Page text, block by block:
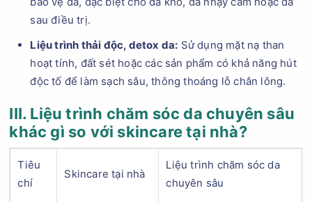
sau điều trị.
Liệu trình thải độc, detox da: Sử dụng mặt nạ than
hoạt tính, đất sét hoặc các sản phẩm có khả năng hút
độc tố để làm sạch sâu, thông thoáng lỗ chân lông.
III. Liệu trình chăm sóc da chuyên sâu
khác gì so với skincare tại nhà?
Tiêu
chí
Skincare tại nhà
Liệu trình chăm sóc da
chuyên sâu